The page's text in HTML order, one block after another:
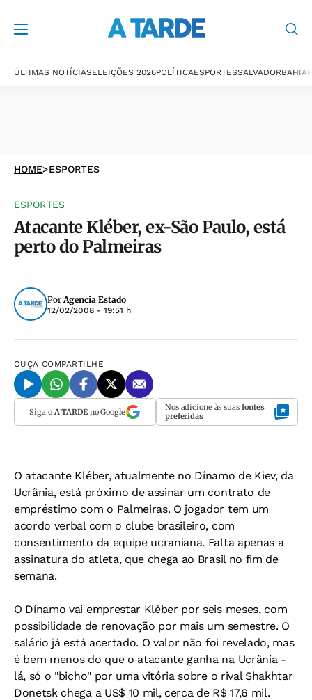
ÚLTIMAS NOTÍCIASELEIÇÕES 2026POLÍTICAESPORTESSALVADORBAHIA
HOME>ESPORTES
ESPORTES
Atacante Kléber, ex-São Paulo, está
perto do Palmeiras
PorAgencia Estado
12/02/2008 - 19:51 h
OUÇA COMPARTILHE
Siga o A TARDEno Google Nos adicione às suas fontes
preferidas
O atacante Kléber, atualmente no Dínamo de Kiev, da
Ucrânia, está próximo de assinar um contrato de
empréstimo com o Palmeiras. O jogador tem um
acordo verbal com o clube brasileiro, com
consentimento da equipe ucraniana. Falta apenas a
assinatura do atleta, que chega ao Brasil no fim de
semana.
O Dínamo vai emprestar Kléber por seis meses, com
possibilidade de renovação por mais um semestre. O
salário já está acertado. O valor não foi revelado, mas
é bem menos do que o atacante ganha na Ucrânia -
lá, só o "bicho" por uma vitória sobre o rival Shakhtar
Donetsk chega a US$ 10 mil, cerca de R$ 17,6 mil.